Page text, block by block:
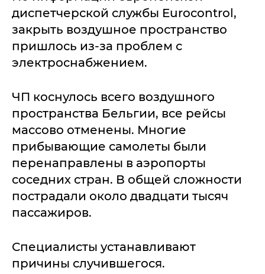
диспетчерской службы Eurocontrol,
закрыть воздушное пространство
пришлось из-за проблем с
электроснабжением.
ЧП коснулось всего воздушного
пространства Бельгии, все рейсы
массово отменены. Многие
прибывающие самолеты были
перенаправлены в аэропорты
соседних стран. В общей сложности
пострадали около двадцати тысяч
пассажиров.
Специалисты устанавливают
причины случившегося.